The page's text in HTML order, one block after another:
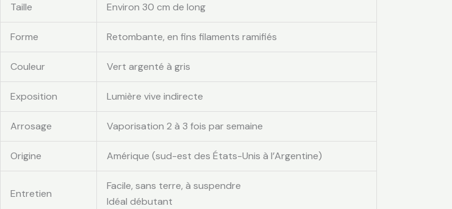
Taille Environ 30 cm de long
Forme Retombante, en fins filaments ramifiés
Couleur Vert argenté à gris
Exposition Lumière vive indirecte
Arrosage Vaporisation 2 à 3 fois par semaine
Origine Amérique (sud-est des États-Unis à l’Argentine)
Entretien
Facile, sans terre, à suspendre
Idéal débutant